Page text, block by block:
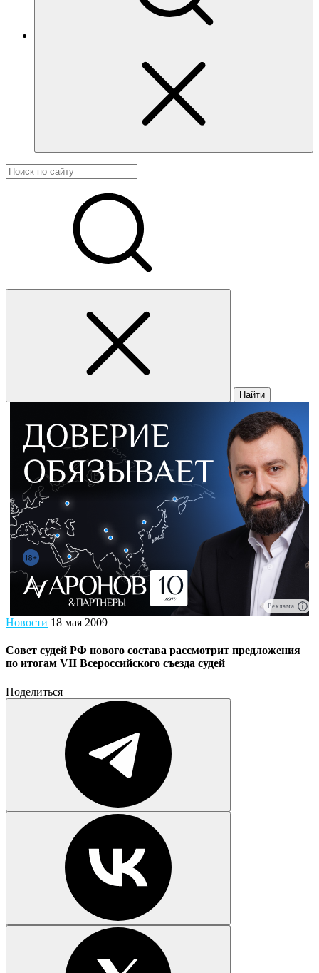
Найти
Реклама
Новости 18 мая 2009
Совет судей РФ нового состава рассмотрит предложения
по итогам VII Всероссийского съезда судей
Поделиться